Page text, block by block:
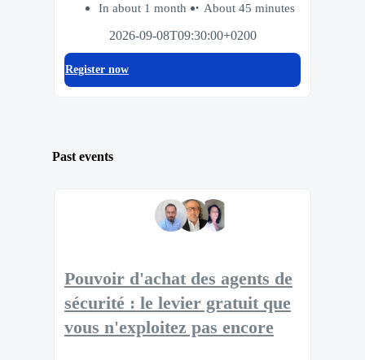
In about 1 month
About 45 minutes
2026-09-08T09:30:00+0200
Register now
Past events
Pouvoir d'achat des agents de
sécurité : le levier gratuit que
vous n'exploitez pas encore